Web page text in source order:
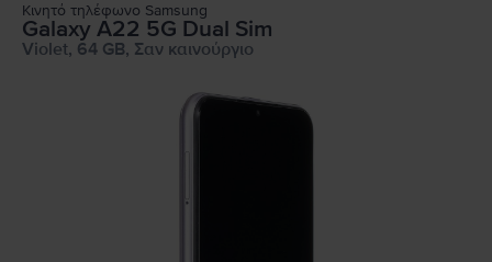
Κινητό τηλέφωνο Samsung
Galaxy A22 5G Dual Sim
Violet, 64 GB, Σαν καινούργιο